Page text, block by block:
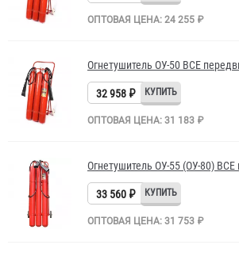
ОПТОВАЯ ЦЕНА: 24 255 ₽
Огнетушитель ОУ-50 BCE
32 958 ₽
ОПТОВАЯ ЦЕНА: 31 183 ₽
Огнетушитель ОУ-55 (ОУ-80)
33 560 ₽
ОПТОВАЯ ЦЕНА: 31 753 ₽